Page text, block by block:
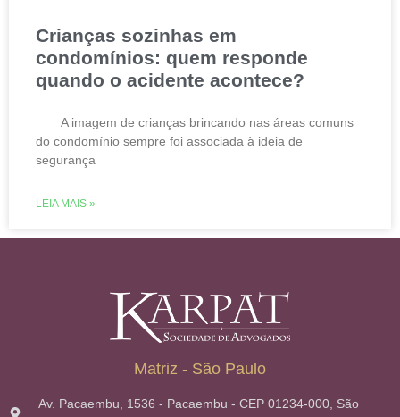
Crianças sozinhas em
condomínios: quem responde
quando o acidente acontece?
A imagem de crianças brincando nas áreas comuns
do condomínio sempre foi associada à ideia de
segurança
LEIA MAIS »
Matriz - São Paulo
Av. Pacaembu, 1536 - Pacaembu - CEP 01234-000, São